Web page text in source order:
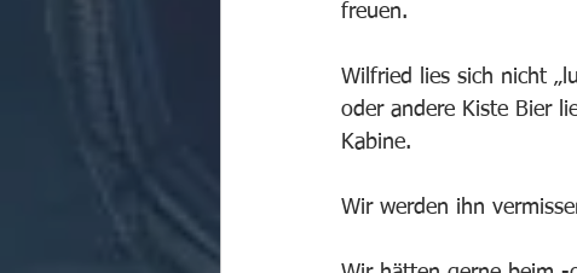
freuen.
Wilfried lies sich nicht
oder andere Kiste Bier
Kabine.
Wir werden ihn